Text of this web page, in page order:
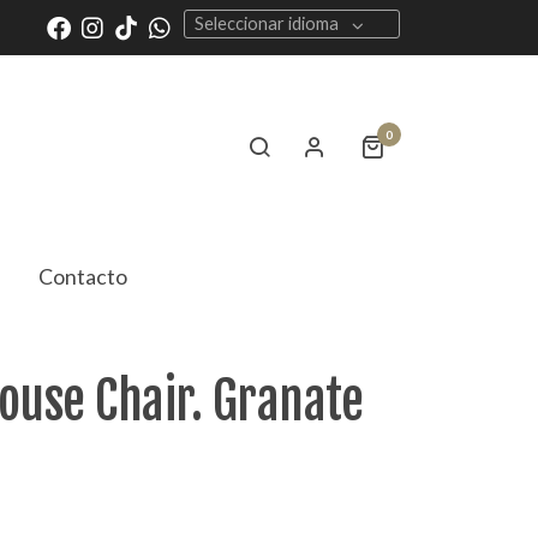
Seleccionar idioma
0
Contacto
Chair. Granate